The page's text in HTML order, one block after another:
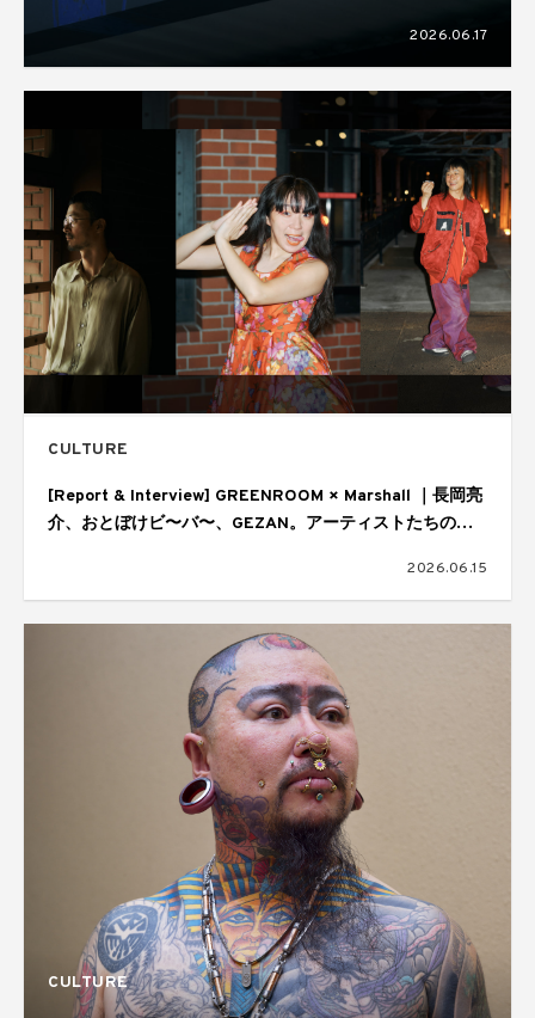
蒼葉える,kirin
2026.06.17
CULTURE
[Report & Interview] GREENROOM × Marshall ｜長岡亮
介、おとぼけビ〜バ〜、GEZAN。アーティストたちの音
2026.06.15
CULTURE